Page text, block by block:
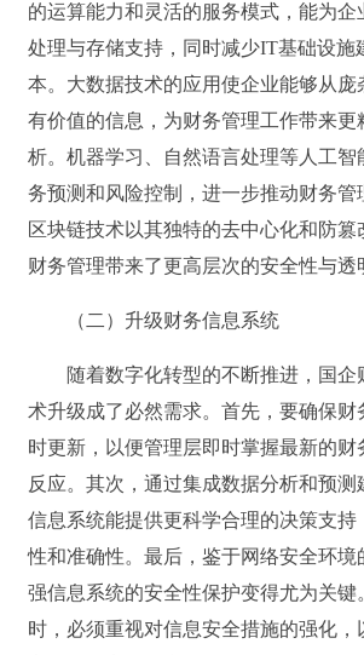
的运算能力和灵活的服务模式，能为企
处理与存储支持，同时减少IT基础设施
本。大数据技术的应用使企业能够从庞
有价值的信息，为财务管理工作带来更
析。机器学习、自然语言处理等人工智
务预测和风险控制，进一步推动财务管
区块链技术以其独特的去中心化和防篡
财务管理带来了更高层次的安全性与透
（二）升级财务信息系统
随着数字化转型的不断推进，国
术升级成了必然需求。首先，要确保财
时更新，以便管理层即时掌握最新的财
反应。其次，通过集成数据分析和预测
信息系统能提供更科学合理的决策支持
性和准确性。最后，鉴于网络安全环境
强信息系统的安全性保护变得尤为关键
时，必须重视对信息安全措施的强化，